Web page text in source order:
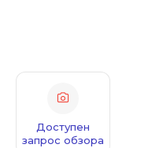
Доступен
запрос обзора